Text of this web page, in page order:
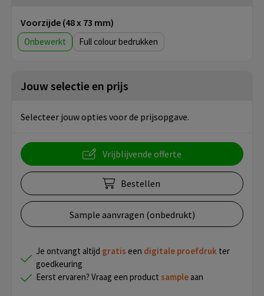
Voorzijde (48 x 73 mm)
Onbewerkt Full colour
Jouw selectie en prijs
Selecteer jouw opties voor de prijsopgave.
Vrijblijvende offerte
Bestellen
Sample aanvragen (onbedrukt)
Je ontvangt altijd gratis een digitale proefdruk ter
goedkeuring
Eerst ervaren? Vraag een product sample aan